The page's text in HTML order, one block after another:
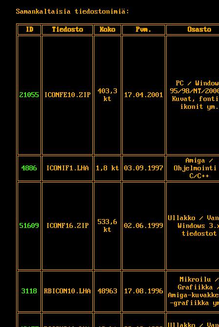
Samankaltaisia tiedostonimiä:
ID Tiedosto Koko Pvm. Osasto
21055 ICONFE10.ZIP
403,3
kt
17.04.2001
PC /
95/98/NT/
Kuvat,
ikonit ym.
4886 ICONIF1.LHA 1,8 kt 03.09.1997
Amiga /
C/C++
51609 ICONF16.ZIP
533,6
kt
02.06.1999
Ullakko /
Windows
tiedostot
3118 RBICON10.LHA 48963 17.08.1996
Mikroilu /
Grafiikka
Amiga-
-grafiikka